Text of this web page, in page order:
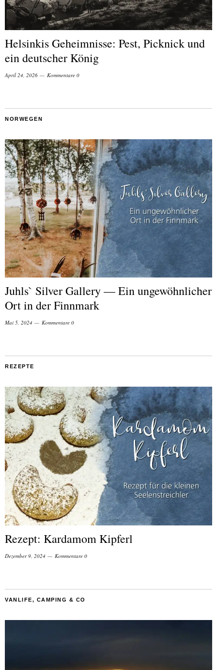
Helsinkis Geheimnisse: Pest, Picknick und
ein deutscher König
April 24, 2026 Kommentare 0
NORWEGEN
Juhls` Silver Gallery — Ein ungewöhnlicher
Ort in der Finnmark
Mai 5, 2024 Kommentare 0
REZEPTE
Rezept: Kardamom Kipferl
Dezember 9, 2024 Kommentare 0
VANLIFE, CAMPING & CO